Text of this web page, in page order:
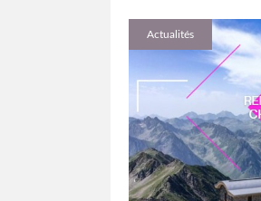
Actualités